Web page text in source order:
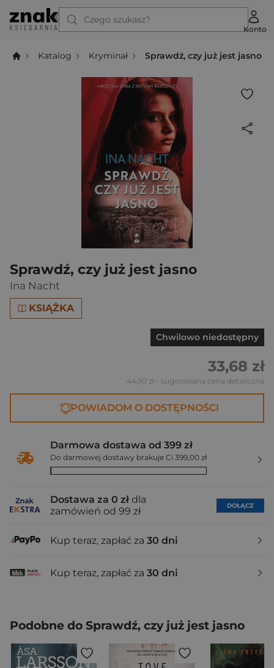
Czego szukasz?
Konto
Katalog Kryminał Sprawdź, czy już jest jasno
Sprawdź, czy już jest jasno
Ina Nacht
KSIĄŻKA
Chwilowo niedostępny
33,68 zł
44,90 zł - sugerowana cena detaliczna
POWIADOM O DOSTĘPNOŚCI
Darmowa dostawa od 399 zł
Do darmowej dostawy brakuje Ci 399,00 zł
Dostawa za 0 zł dla
zamówień od 99 zł
DOŁĄCZ
Kup teraz, zapłać za 30 dni
Kup teraz, zapłać za 30 dni
Podobne do Sprawdź, czy już jest jasno